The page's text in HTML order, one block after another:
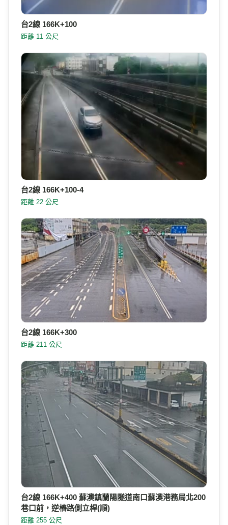
台2線 166K+100
距離 11 公尺
台2線 166K+100-4
距離 22 公尺
台2線 166K+300
距離 211 公尺
台2線 166K+400 蘇澳鎮蘭陽隧道南口蘇澳港務局北200
巷口前，逆樁路側立桿(順)
距離 255 公尺